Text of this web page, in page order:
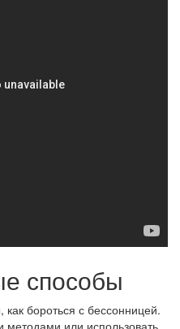
способы
бороться с бессонницей.
или использовать